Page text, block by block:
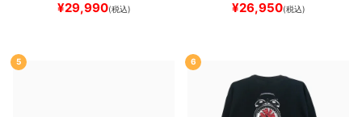
¥29,990(税込) ¥26,950(税込)
5 6